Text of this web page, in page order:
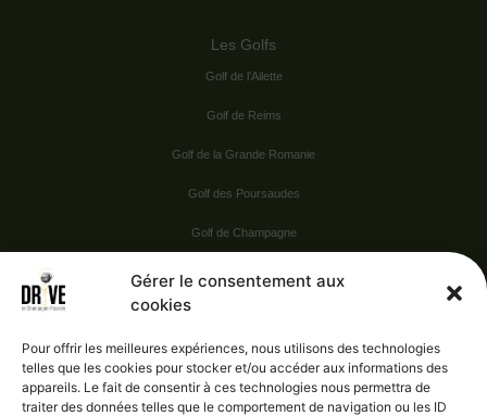
Gérer le consentement aux
cookies
Pour offrir les meilleures expériences, nous utilisons des technologies
telles que les cookies pour stocker et/ou accéder aux informations des
appareils. Le fait de consentir à ces technologies nous permettra de
traiter des données telles que le comportement de navigation ou les ID
Les Golfs
Golf de l’Ailette
Golf de Reims
Golf de la Grande Romanie
Golf des Poursaudes
Golf de Champagne
Vie pratique